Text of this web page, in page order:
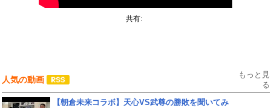
共有:
人気の動画
もっと見
る
【朝倉未来コラボ】天心VS武尊の勝敗を聞いてみ